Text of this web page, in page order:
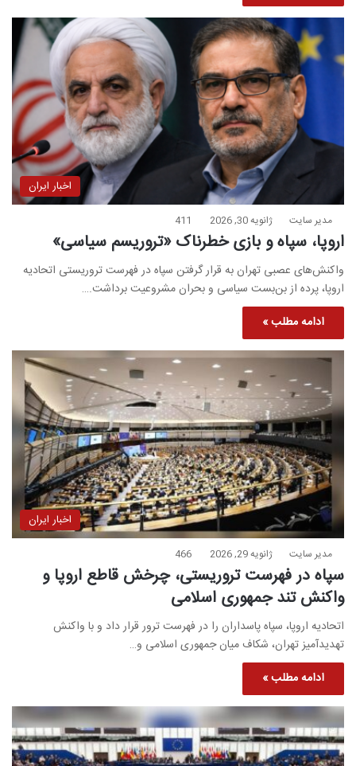
اخبار ایران
مدیر سایت ژانویه 30, 2026 411
اروپا، سپاه و بازی خطرناک «تروریسم سیاسی»
واکنش‌های عصبی تهران به قرار گرفتن سپاه در فهرست تروریستی اتحادیه
اروپا، پرده از بن‌بست سیاسی و بحران مشروعیت برداشت.…
ادامه مطلب »
اخبار ایران
مدیر سایت ژانویه 29, 2026 466
سپاه در فهرست تروریستی، چرخش قاطع اروپا و
واکنش تند جمهوری اسلامی
اتحادیه اروپا، سپاه پاسداران را در فهرست ترور قرار داد و با واکنش
تهدیدآمیز تهران، شکاف میان جمهوری اسلامی و…
ادامه مطلب »